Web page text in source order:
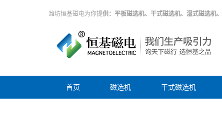
潍坊恒基磁电为你提供：平板磁选机、干式磁选机、湿式磁选机、
首页 磁选机 干式磁选机